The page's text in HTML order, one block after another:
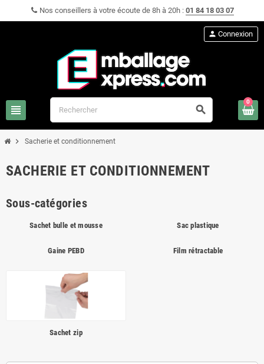
Nos conseillers à votre écoute de 8h à 20h : 01 84 18 03 07
view_headline search
person Connexion
0
chevron_right Sacherie et conditionnement
SACHERIE ET CONDITIONNEMENT
Sous-catégories
Sachet bulle et mousse Sac plastique
Gaine PEBD Film rétractable
Sachet zip